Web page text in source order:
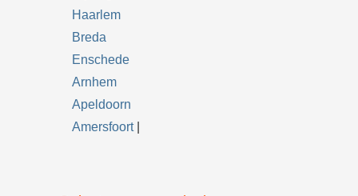
Haarlem
Breda
Enschede
Arnhem
Apeldoorn
Amersfoort|